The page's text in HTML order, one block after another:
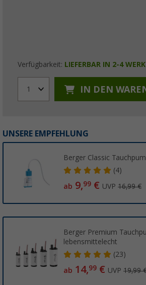
Verfügbarkeit: LIEFERBAR IN 2-4
1 IN DEN
UNSERE EMPFEHLUNG
Berger Classic
(4)
ab 9,99 € UVP16,99 €
Berger Premium
lebensmittelecht
(23)
ab 14,99 € UVP19,99